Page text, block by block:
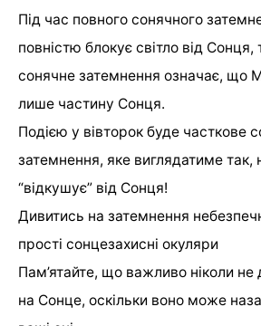
Під час повного сонячного
повністю блокує світло від Сонця,
сонячне затемнення означає, що
лише частину Сонця.
Подією у вівторок буде часткове
затемнення, яке виглядатиме так,
“відкушує” від Сонця!
Дивитись на затемнення
прості сонцезахисні окуляри
Пам’ятайте, що важливо ніколи
на Сонце, оскільки воно може